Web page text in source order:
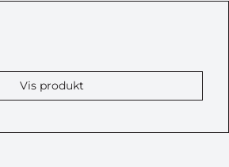
Vis produkt